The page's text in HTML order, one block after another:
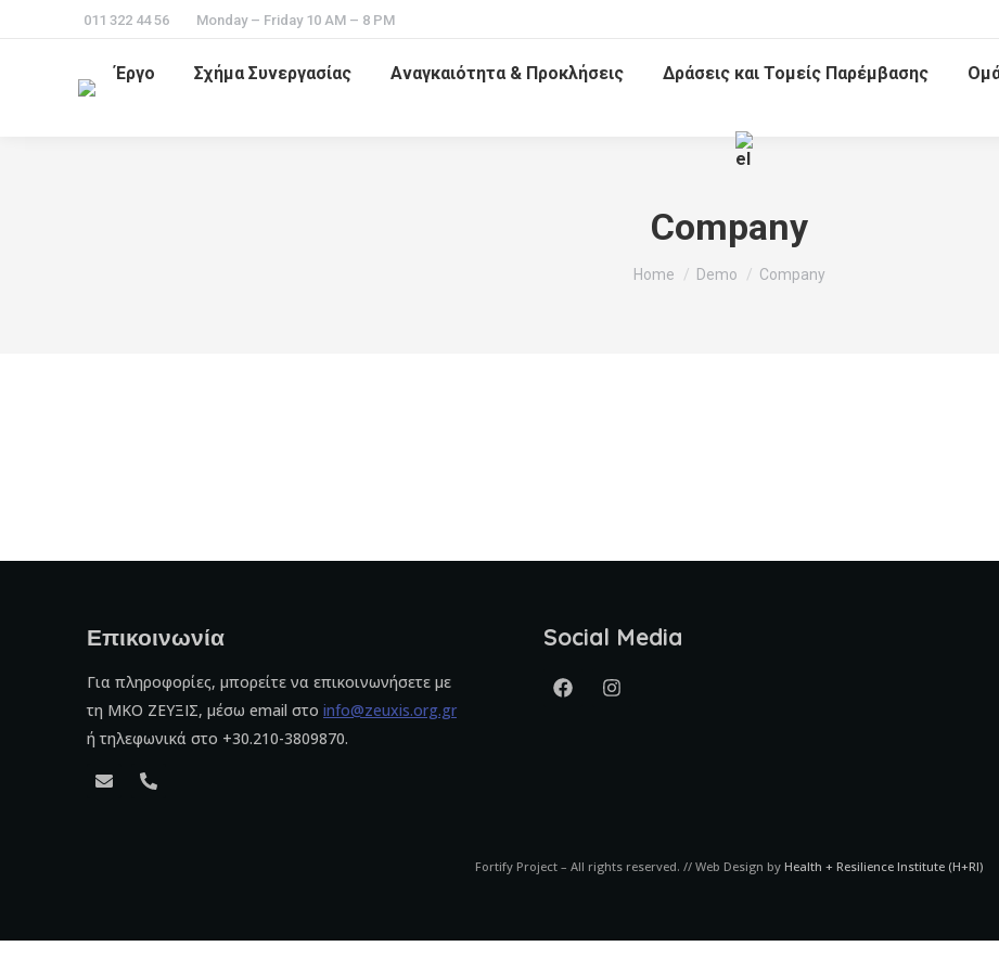
011 322 44 56 Monday – Friday 10 AM – 8 PM
Έργο Σχήμα Συνεργασίας Αναγκαιότητα & Προκλήσεις Δράσεις και Τομείς Παρέμβασης
Company
You are here:
Home Demo Company
Επικοινωνία
Για πληροφορίες, μπορείτε να επικοινωνήσετε με
τη ΜΚΟ ΖΕΥΞΙΣ, μέσω email στο info@zeuxis.org.gr
ή τηλεφωνικά στο +30.210-3809870.
Social Media
Fortify Project – All rights reserved. // Web Design by Health + Resilience Institute (H+RI)